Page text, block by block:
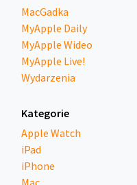
MacGadka
MyApple Daily
MyApple Wideo
MyApple Live!
Wydarzenia
Kategorie
Apple Watch
iPad
iPhone